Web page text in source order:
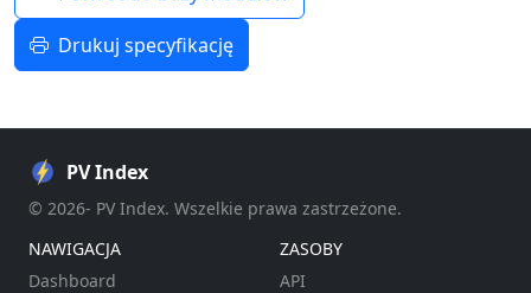
Drukuj specyfikację
PV Index
© 2026- PV Index. Wszelkie prawa zastrzeżone.
NAWIGACJA
Dashboard
ZASOBY
API